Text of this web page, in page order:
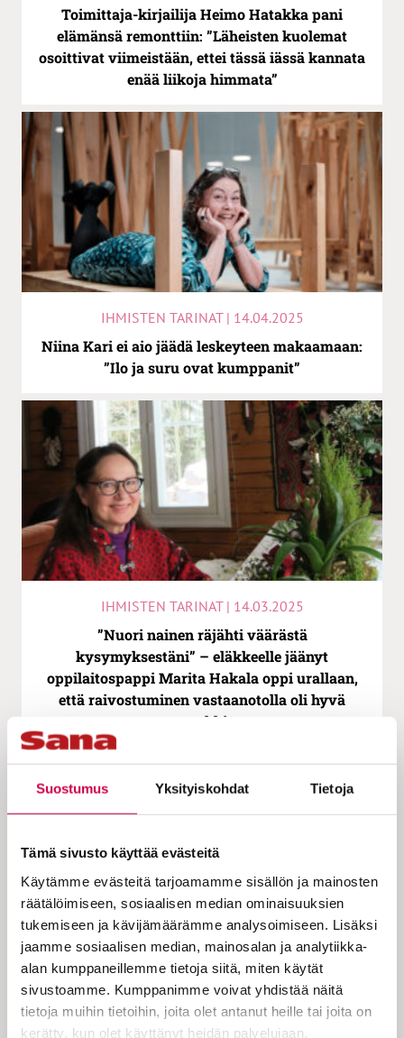
Suostumus Yksityiskohdat Tietoja
Tämä sivusto käyttää evästeitä
Käytämme evästeitä tarjoamamme sisällön ja mainosten
räätälöimiseen, sosiaalisen median ominaisuuksien
tukemiseen ja kävijämäärämme analysoimiseen. Lisäksi
jaamme sosiaalisen median, mainosalan ja analytiikka-
alan kumppaneillemme tietoja siitä, miten käytät
sivustoamme. Kumppanimme voivat yhdistää näitä
tietoja muihin tietoihin, joita olet antanut heille tai joita on
kerätty, kun olet käyttänyt heidän palvelujaan.
Toimittaja-kirjailija Heimo Hatakka pani
elämänsä remonttiin: ”Läheisten kuolemat
osoittivat viimeistään, ettei tässä iässä kannata
enää liikoja himmata”
IHMISTEN TARINAT | 14.04.2025
Niina Kari ei aio jäädä leskeyteen makaamaan:
”Ilo ja suru ovat kumppanit”
IHMISTEN TARINAT | 14.03.2025
”Nuori nainen räjähti väärästä
kysymyksestäni” – eläkkeelle jäänyt
oppilaitospappi Marita Hakala oppi urallaan,
että raivostuminen vastaanotolla oli hyvä
merkki
IHMISTEN TARINAT | 16.01.2025
Elämäni sanat | Lähellä kuolemaa käynyt Ira
Lange: ”En antaisi syöpiäni pois”